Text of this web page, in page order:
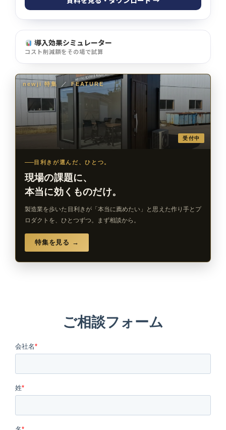
導入効果シミュレーター
コスト削減額をその場で試算
newji 特集 ／ FEATURE
受付中
目利きが選んだ、ひとつ。
現場の課題に、
本当に効くものだけ。
製造業を歩いた目利きが「本当に薦めたい」と思えた作り手とプ
ロダクトを、ひとつずつ。まず相談から。
特集を見る →